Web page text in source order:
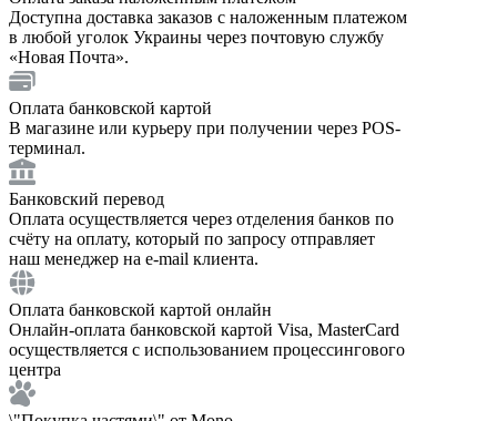
Доступна доставка заказов с наложенным платежом
в любой уголок Украины через почтовую службу
«Новая Почта».
Оплата банковской картой
В магазине или курьеру при получении через POS-
терминал.
Банковский перевод
Оплата осуществляется через отделения банков по
счёту на оплату, который по запросу отправляет
наш менеджер на e-mail клиента.
Оплата банковской картой онлайн
Онлайн-оплата банковской картой Visa, MasterCard
осуществляется с использованием процессингового
центра